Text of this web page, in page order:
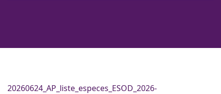
20260624_AP_liste_especes_ESOD_2026-